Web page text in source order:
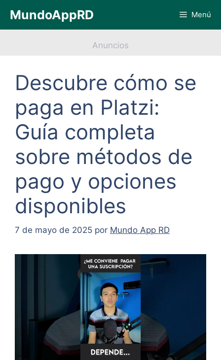
contenido
MundoAppRD Menú
Anuncios
Descubre cómo se
paga en Platzi:
Guía completa
sobre métodos de
pago y opciones
disponibles
7 de mayo de 2025 por Mundo App RD